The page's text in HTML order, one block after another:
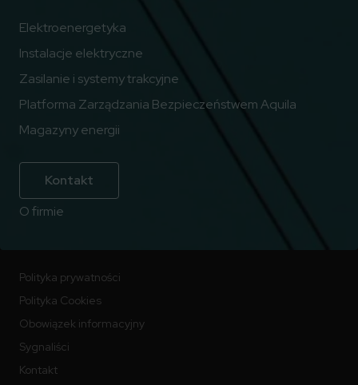
Elektroenergetyka
Instalacje elektryczne
Zasilanie i systemy trakcyjne
Platforma Zarządzania Bezpieczeństwem Aquila
Magazyny energii
Kontakt
O firmie
Polityka prywatności
Polityka Cookies
Obowiązek informacyjny
Sygnaliści
Kontakt